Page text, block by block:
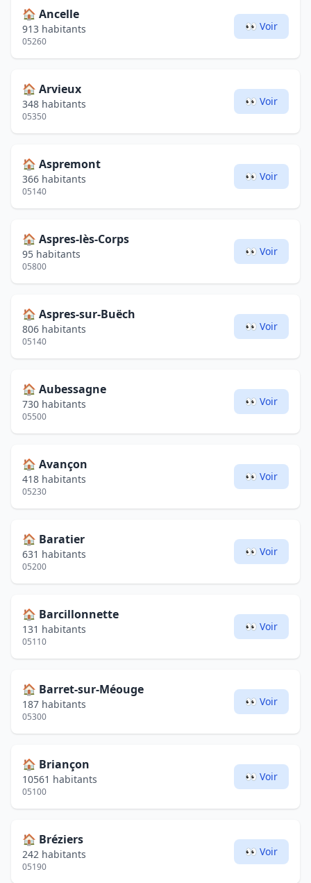
🏠 Ancelle
913 habitants
05260
👀 Voir
🏠 Arvieux
348 habitants
05350
👀 Voir
🏠 Aspremont
366 habitants
05140
👀 Voir
🏠 Aspres-lès-Corps
95 habitants
05800
👀 Voir
🏠 Aspres-sur-Buëch
806 habitants
05140
👀 Voir
🏠 Aubessagne
730 habitants
05500
👀 Voir
🏠 Avançon
418 habitants
05230
👀 Voir
🏠 Baratier
631 habitants
05200
👀 Voir
🏠 Barcillonnette
131 habitants
05110
👀 Voir
🏠 Barret-sur-Méouge
187 habitants
05300
👀 Voir
🏠 Briançon
10561 habitants
05100
👀 Voir
🏠 Bréziers
242 habitants
05190
👀 Voir